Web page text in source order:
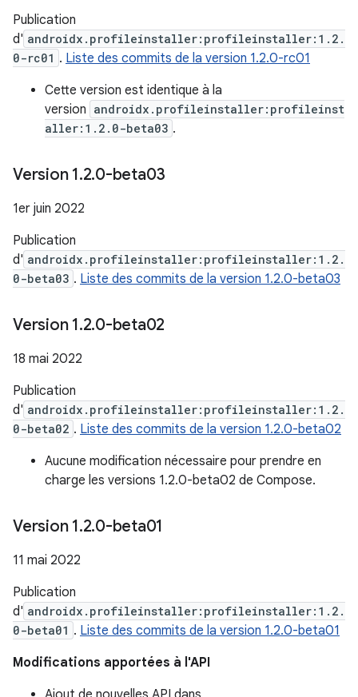
Publication
d' androidx.profileinstaller:profileinstaller:1.2.
0-rc01 . Liste des commits de la version 1.2.0-rc01
Cette version est identique à la
version androidx.profileinstaller:profileinst
aller:1.2.0-beta03 .
Version 1.2.0-beta03
1er juin 2022
Publication
d' androidx.profileinstaller:profileinstaller:1.2.
0-beta03 . Liste des commits de la version 1.2.0-beta03
Version 1.2.0-beta02
18 mai 2022
Publication
d' androidx.profileinstaller:profileinstaller:1.2.
0-beta02 . Liste des commits de la version 1.2.0-beta02
Aucune modification nécessaire pour prendre en
charge les versions 1.2.0-beta02 de Compose.
Version 1.2.0-beta01
11 mai 2022
Publication
d' androidx.profileinstaller:profileinstaller:1.2.
0-beta01 . Liste des commits de la version 1.2.0-beta01
Modifications apportées à l'API